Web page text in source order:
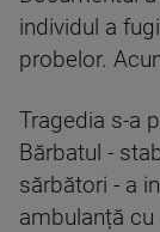
individul a
probelor.
Tragedia s-a
Bărbatul -
sărbători - a
ambulanță